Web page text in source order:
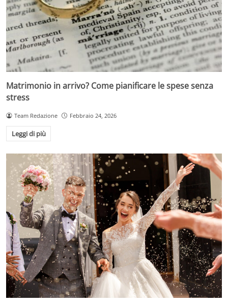
Matrimonio in arrivo? Come pianificare le spese senza
stress
Team Redazione Febbraio 24, 2026
Leggi di più